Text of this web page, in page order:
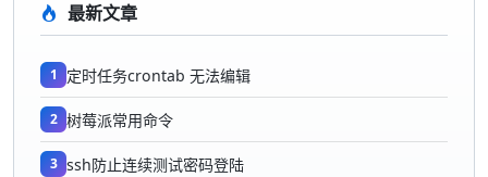
最新文章
1 定时任务crontab 无法编辑
2 树莓派常用命令
3 ssh防止连续测试密码登陆